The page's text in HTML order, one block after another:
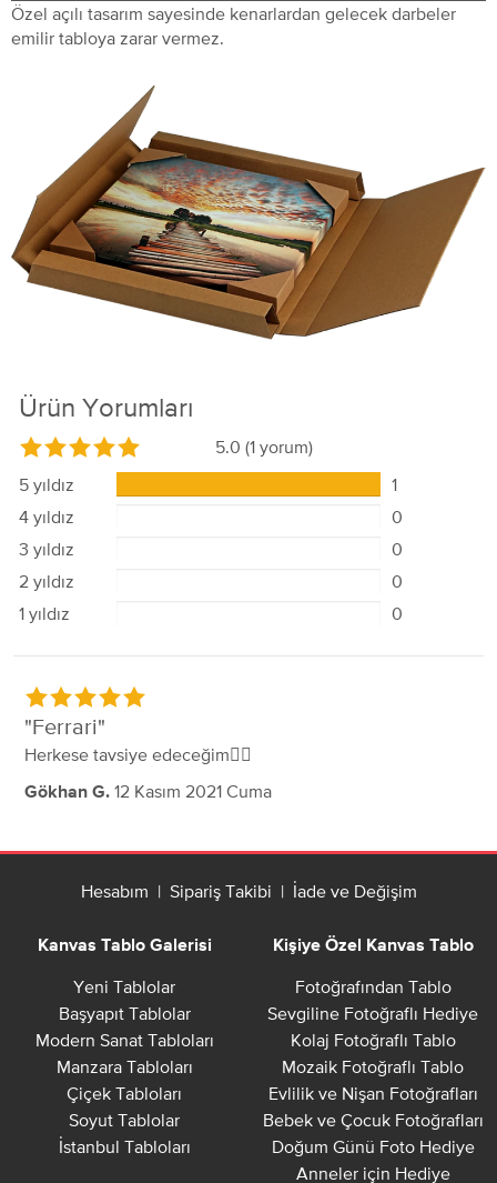
Özel açılı tasarım sayesinde kenarlardan gelecek darbeler
emilir tabloya zarar vermez.
Ürün Yorumları
5.0 (1 yorum)
5 yıldız
1
4 yıldız
0
3 yıldız
0
2 yıldız
0
1 yıldız
0
Ferrari
Herkese tavsiye edeceğim👍🏼
Gökhan G. 12 Kasım 2021 Cuma
Hesabım | Sipariş Takibi | İade ve Değişim
Kanvas Tablo Galerisi
Yeni Tablolar
Başyapıt Tablolar
Modern Sanat Tabloları
Manzara Tabloları
Çiçek Tabloları
Soyut Tablolar
İstanbul Tabloları
Kişiye Özel Kanvas Tablo
Fotoğrafından Tablo
Sevgiline Fotoğraflı Hediye
Kolaj Fotoğraflı Tablo
Mozaik Fotoğraflı Tablo
Evlilik ve Nişan Fotoğrafları
Bebek ve Çocuk Fotoğrafları
Doğum Günü Foto Hediye
Anneler için Hediye